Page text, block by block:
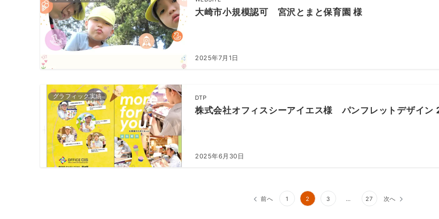
大崎市小規模認可 宮沢とまと保育園 様
2025年7月1日
グラフィック実績 DTP
株式会社オフィスシーアイエス様 パンフレットデザイ
2025年6月30日
前へ 1 2 3 … 27 次へ